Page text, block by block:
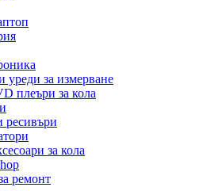
уреди за измерване
плеъри за кола
ресивъри
за кола
ремонт